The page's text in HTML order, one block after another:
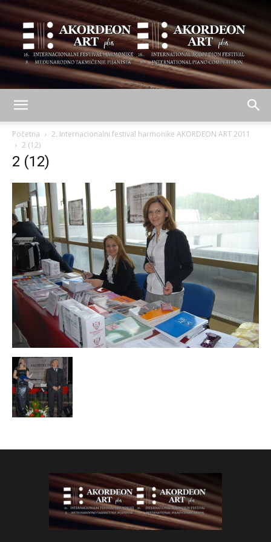
plus
Početna
2. Internacionalni festival harmonike AKORDEON ART 2011
2 (12)
2 (12)